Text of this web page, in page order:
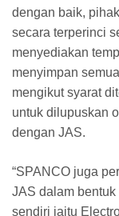
dengan baik,
secara terperinci
menyediakan
menyimpan
mengikut syarat
untuk dilupuskan
dengan JAS.
“SPANCO juga
JAS dalam
sendiri iaitu